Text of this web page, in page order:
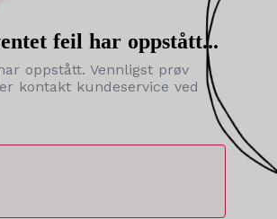
feil har oppstått...
oppstått. Vennligst prøv
kontakt kundeservice ved